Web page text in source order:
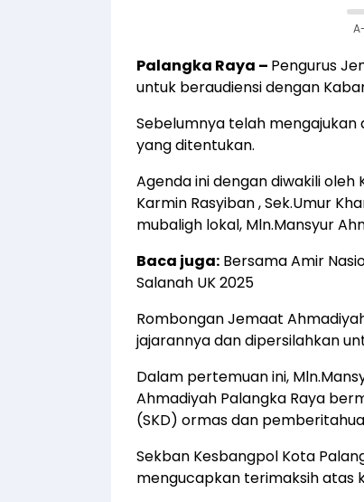
Palangka Raya – Pengurus
untuk beraudiensi dengan
Sebelumnya telah mengajukan
yang ditentukan.
Agenda ini dengan diwakili
Karmin Rasyiban , Sek.Umur
mubaligh lokal, Mln.Mansyur
Baca juga: Bersama Amir
Salanah UK 2025
Rombongan Jemaat
jajarannya dan dipersilahkan
Dalam pertemuan ini,
Ahmadiyah Palangka Raya
(SKD) ormas dan
Sekban Kesbangpol Kota
mengucapkan terimaksih atas